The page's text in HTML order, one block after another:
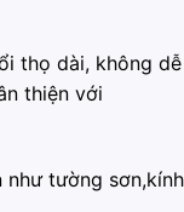
thọ dài, không
thiện với
tường